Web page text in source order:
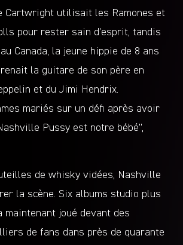
Cartwright utilisait les Ramones et
pour rester sain d’esprit, tandis
au Canada, la jeune hippie de 8 ans
la guitare de son père en
et du Jimi Hendrix.
mariés sur un défi après avoir
Pussy est notre bébé”,
de whisky vidées, Nashville
la scène. Six albums studio plus
maintenant joué devant des
de fans dans près de quarante